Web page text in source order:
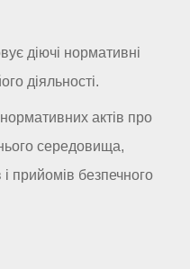
діючі нормативні
діяльності.
актів про
середовища,
прийомів безпечного